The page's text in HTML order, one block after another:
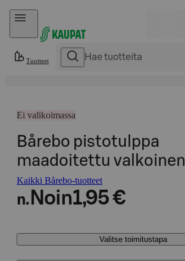
Hyppää sisältöön
Tuotteet
Ei valikoimassa
Bårebo pistotulppa
maadoitettu valkoinen
Kaikki Bårebo-tuotteet
n. Noin1,95 €
Valitse toimitustapa